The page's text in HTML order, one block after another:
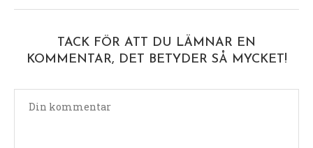
TACK FÖR ATT DU LÄMNAR EN
KOMMENTAR, DET BETYDER SÅ MYCKET!